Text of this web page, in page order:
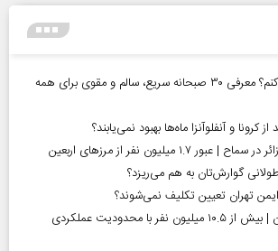
صبحانه چی درست کنم؟ معرفی ۳۰ صبحانه سریع، سالم و مقوی برای همه
کرونا و آنفلوآنزا ماه‌ها بهبود نمی‌یابند؟
گوارش‌تان به هم می‌ریزد؟
تهران تعیین تکلیف نمی‌شوند؟
آمار معلولیت در ایران | بیش از ۱۰.۵ میلیون نفر با محدودیت عملکردی